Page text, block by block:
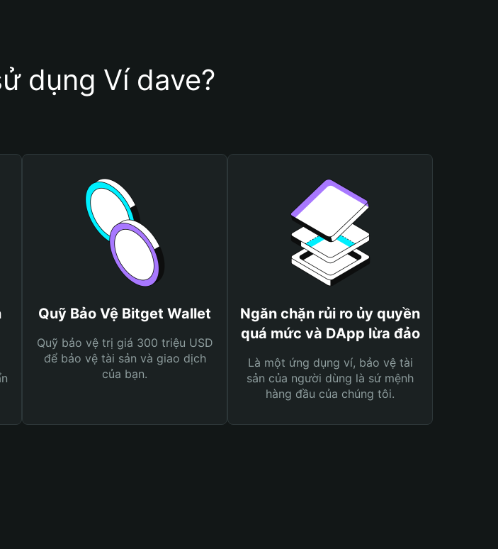
dụng Ví dave?
Quỹ Bảo Vệ Bitget Wallet
Quỹ bảo vệ trị giá 300 triệu USD
để bảo vệ tài sản và giao dịch
của bạn.
Ngăn chặn rủi ro ủy quyền
quá mức và DApp lừa đảo
Là một ứng dụng ví, bảo vệ tài
sản của người dùng là sứ mệnh
hàng đầu của chúng tôi.